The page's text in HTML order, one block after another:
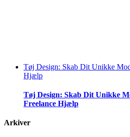
Tøj Design: Skab Dit Unikke
Hjælp
Tøj Design: Skab Dit Unikke
Freelance Hjælp
Arkiver